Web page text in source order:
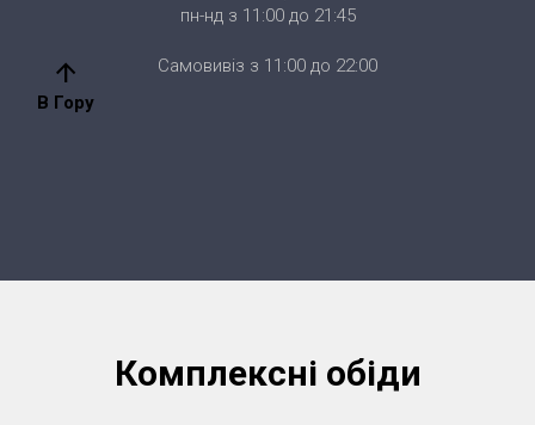
arrow_upward
В Гору
пн-нд з 11:00 до 21:45
Самовивіз з 11:00 до 22:00
Комплексні обіди